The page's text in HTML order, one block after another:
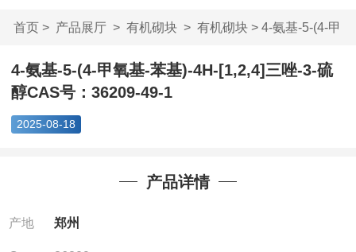
首页> 产品展厅> 有机砌块> 有机砌块> 4-氨基-5-(4-甲
氧基-苯基)-4H-...
4-氨基-5-(4-甲氧基-苯基)-4H-[1,2,4]三唑-3-硫
醇CAS号：36209-49-1
2025-08-18
产品详情
产地 郑州